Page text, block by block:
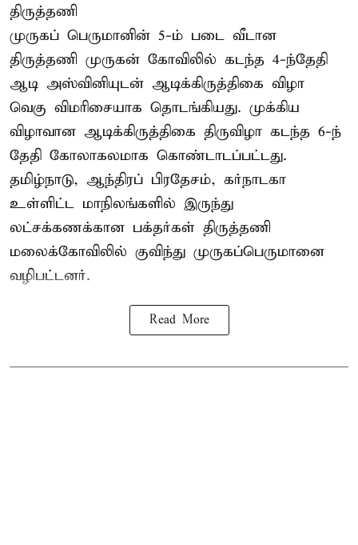
திருத்தணி
முருகப் பெருமானின் 5-ம் படை வீடான
திருத்தணி முருகன் கோவிலில் கடந்த 4-ந்தேதி
ஆடி அஸ்வினியுடன் ஆடிக்கிருத்திகை விழா
வெகு விமரிசையாக தொடங்கியது. முக்கிய
விழாவான ஆடிக்கிருத்திகை திருவிழா கடந்த 6-ந்
தேதி கோலாகலமாக கொண்டாடப்பட்டது.
தமிழ்நாடு, ஆந்திரப் பிரதேசம், கர்நாடகா
உள்ளிட்ட மாநிலங்களில் இருந்து
லட்சக்கணக்கான பக்தர்கள் திருத்தணி
மலைக்கோவிலில் குவிந்து முருகப்பெருமானை
வழிபட்டனர்.
Read More